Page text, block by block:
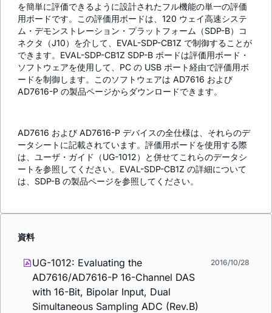
を簡単に評価できるように設計されたフル機能の単一の評価
用ボードです。この評価用ボードは、120 ウェイ高速システ
ム・デモンストレーション・プラットフォーム（SDP-B）コ
ネクタ（J10）を介して、EVAL-SDP-CB1Z で制御することが
できます。EVAL-SDP-CB1Z SDP-B ボードは評価用ボード・
ソフトウェアを使用して、PC の USB ポート経由で評価用ボ
ードを制御します。このソフトウェアは AD7616 および
AD7616-P の製品ページからダウンロードできます。
AD7616 および AD7616-P デバイスの全仕様は、それらのデ
ータシートに記載されています。評価用ボードを使用する際
は、ユーザ・ガイド（UG-1012）と併せてこれらのデータシ
ートを参照してください。EVAL-SDP-CB1Z の詳細について
は、SDP-B の製品ページを参照してください。
資料
UG-1012: Evaluating the
AD7616/AD7616-P 16-Channel DAS
with 16-Bit, Bipolar Input, Dual
Simultaneous Sampling ADC (Rev.B)
2016/10/28